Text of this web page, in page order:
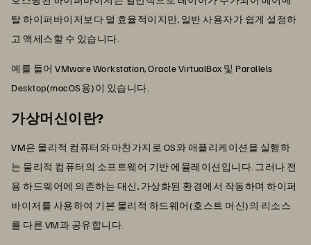
탈 하이퍼바이저보다 덜 효율적이지만, 일반 사용자가 쉽게 설정하
고 액세스할 수 있습니다.
예를 들어 VMware Workstation, Oracle VirtualBox 및 Parallels
Desktop(macOS용)이 있습니다.
가상머신이란?
VM은 물리적 컴퓨터와 마찬가지로 OS와 애플리케이션을 실행하
는 물리적 컴퓨터의 소프트웨어 기반 에뮬레이션입니다. 그러나 전
용 하드웨어에 의존하는 대신, 가상화된 환경에서 작동하며 하이퍼
바이저를 사용하여 기본 물리적 하드웨어(호스트 머신)의 리소스
를 다른 VM과 공유합니다.